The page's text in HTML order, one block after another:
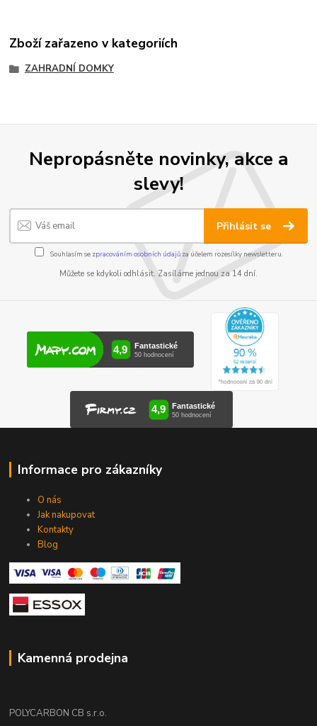
Zboží zařazeno v kategoriích
ZAHRADNÍ DOMKY
Nepropásněte novinky, akce a
slevy!
Přihlásit se
Souhlasím se zpracováním osobních údajůza účelem rozesílky newsletteru.
Můžete se kdykoli odhlásit. Zasíláme jednou za 14 dní.
Informace pro zákazníky
O nás
Jak nakupovat
Kontakty
Blog
Kamenná prodejna
POLYCARBON CB s.r.o.